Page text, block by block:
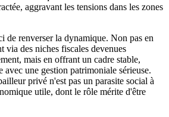
aggravant les tensions dans les zones
de renverser la dynamique. Non pas en
via des niches fiscales devenues
mais en offrant un cadre stable,
avec une gestion patrimoniale sérieuse.
privé n'est pas un parasite social à
utile, dont le rôle mérite d'être